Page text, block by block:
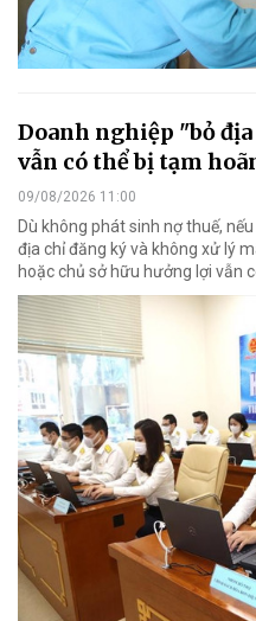
Doanh nghiệp "bỏ
vẫn có thể bị tạm
09/08/2026 11:00
Dù không phát sinh nợ thuế,
địa chỉ đăng ký và không xử lý
hoặc chủ sở hữu hưởng lợi vẫn